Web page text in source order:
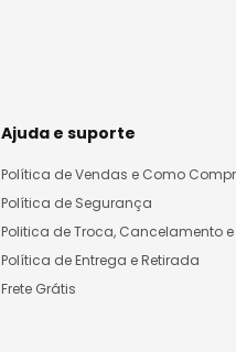
Ajuda e suporte
Política de Vendas e Como
Política de Segurança
Politica de Troca, Cancelamento
Política de Entrega e Retirada
Frete Grátis